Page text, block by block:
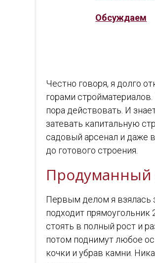
Обсуждаем
Честно говоря, я долго
горами
пора действовать. И
затевать капитальную
садовый арсенал и даже
до готового строения.
Продуманный
Первым делом я взялась
подходит прямоугольник
стоять в полный рост и
потом поднимут любое
кочки и убрав камни.